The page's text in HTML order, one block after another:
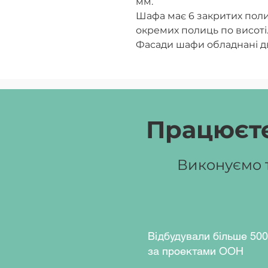
Шафа має 6 закритих
окремих полиць по висоті.
Фасади шафи обладнані
для крайок – ПВХ: фасади
по висоті 0-30 мм,
підлозі. Задня стінка –
Колір ЛДСП: лаванда (для
(біологія), жасмін
Виконуємо
Відбудували більше
за проектами ООН